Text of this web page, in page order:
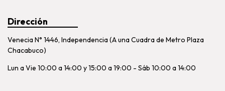
Dirección
Venecia N° 1446, Independencia (A una Cuadra de Metro Plaza
Chacabuco)
Lun a Vie 10:00 a 14:00 y 15:00 a 19:00 - Sáb 10:00 a 14:00